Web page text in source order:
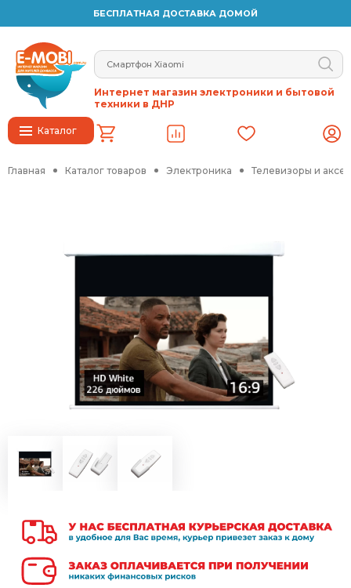
БЕСПЛАТНАЯ ДОСТАВКА ДОМОЙ
Каталог
Интернет магазин электроники и бытовой
техники в ДНР
Главная Каталог товаров Электроника Телевизоры и